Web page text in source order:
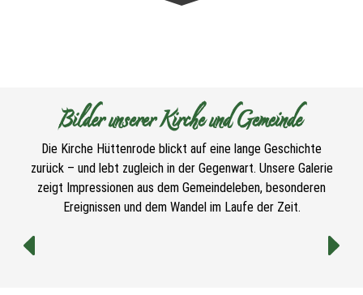
Bilder unserer Kirche und Gemeinde
Die Kirche Hüttenrode blickt auf eine lange Geschichte
zurück – und lebt zugleich in der Gegenwart. Unsere Galerie
zeigt Impressionen aus dem Gemeindeleben, besonderen
Ereignissen und dem Wandel im Laufe der Zeit.